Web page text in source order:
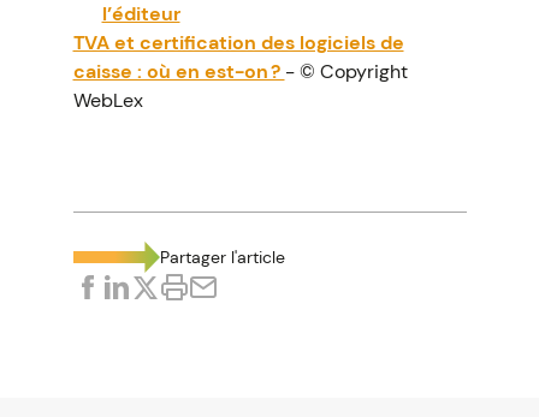
l’éditeur
TVA et certification des logiciels de
caisse : où en est-on ? - © Copyright
WebLex
Partager l'article